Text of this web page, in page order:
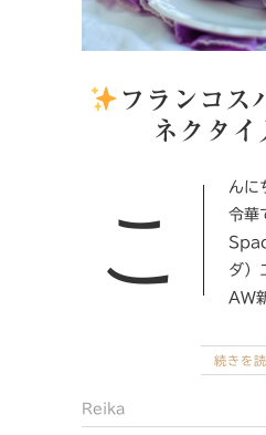
フランコス
ネクタイ
こんにちは。 スタッフの
令華
ダ）
AW
続きを
Reika